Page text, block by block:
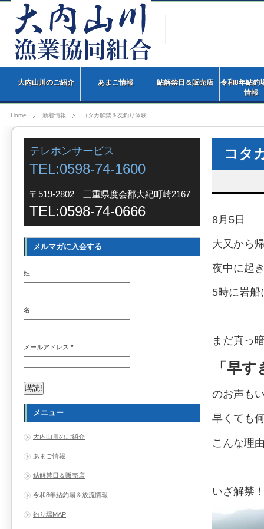
大内山川のご紹介 あまご情報 鮎解禁日＆販売店
令和8年鮎釣
情
Home 新着情報 コタカ解禁＆友釣り体験
コタ
8月5日
大又から
夜中に起
5時に岩船
まだ真っ
「早
のお声も
早くても
こんな理
いざ解禁
テレホンサービス
TEL:0598-74-1600
〒519-2802 三重県度会郡大紀町崎2167
TEL:0598-74-0666
メルマガに入会する
姓
名
メールアドレス *
メニュー
大内山川のご紹介
あまご情報
鮎解禁日＆販売店
令和8年鮎釣場＆放流情報
釣り場MAP